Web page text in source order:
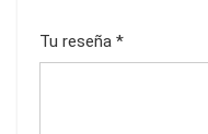
Tu reseña *